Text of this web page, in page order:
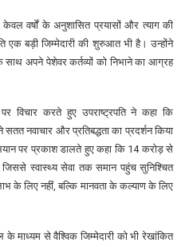
केवल वर्षों के अनुशासित प्रयासों और त्याग की
एक बड़ी जिम्मेदारी की शुरुआत भी है। उन्होंने
साथ अपने पेशेवर कर्तव्यों को निभाने का आग्रह
पर विचार करते हुए उपराष्ट्रपति ने कहा कि
नवाचार और प्रतिबद्धता का प्रदर्शन किया
पर प्रकाश डालते हुए कहा कि 14 करोड़ से
स्वास्थ्य सेवा तक समान पहुंच सुनिश्चित
के लिए नहीं, बल्कि मानवता के कल्याण के लिए
के माध्यम से वैश्विक जिम्मेदारी को भी रेखांकित